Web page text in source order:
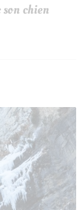
chien